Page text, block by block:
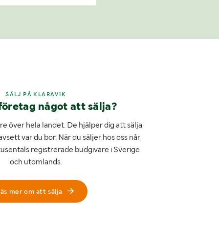
SÄLJ PÅ KLARAVIK
något att sälja?
över hela landet. De hjälper dig att sälja
var du bor. När du säljer hos oss når
registrerade budgivare i Sverige
och utomlands.
mer om att sälja